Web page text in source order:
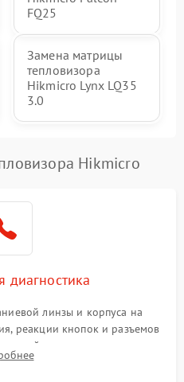
FQ25
Замена матрицы
тепловизора
Hikmicro Lynx LQ35
3.0
Hikmicro
диагностика
линзы и корпуса на
реакции кнопок и разъемов
сигнатуры на экран,
и считывание системных